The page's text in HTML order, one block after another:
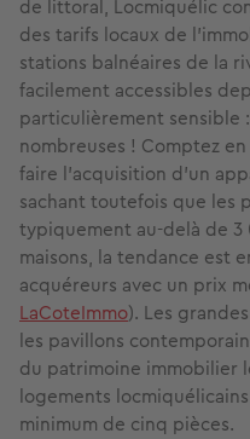
de littoral, Locmiquélic
des tarifs locaux de
stations balnéaires de la
facilement accessibles
particulièrement sensible
nombreuses ! Comptez
faire l’acquisition d’un
sachant toutefois que les
typiquement au-delà de 3
maisons, la tendance est
acquéreurs avec un prix
LaCoteImmo). Les grandes
les pavillons
du patrimoine immobilier
logements
minimum de cinq pièces.